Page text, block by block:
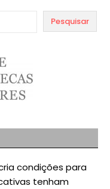
Pesquisar
condições para
tenham